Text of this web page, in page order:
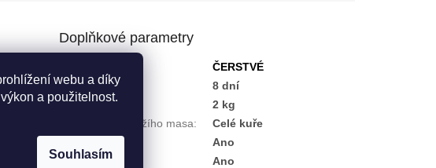
webu a díky
a použitelnost.
Souhlasím
masa
Doplňkové parametry
ČERSTVÉ
Záruka :
8 dní
Hmotnost:
2 kg
Rozdělení drůbežího masa:
Celé kuře
Ano
Vlastní porážka
Ano